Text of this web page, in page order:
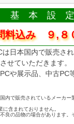
本 設
料込み ９,８
日本国内で販売さ
せていただきます。
や展示品、中古PC
で販売されているメーカー
含まれておりません。
の品物の場合があります。